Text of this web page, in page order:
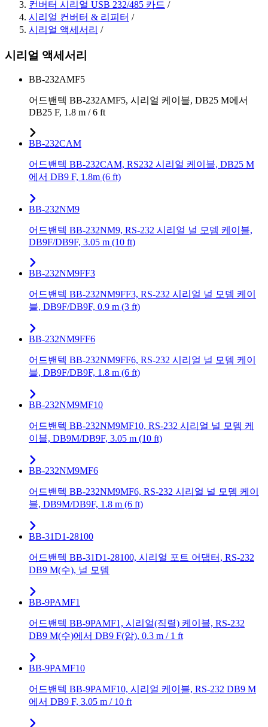
컨버터 시리얼 USB 232/485 카드 /
시리얼 컨버터 & 리피터 /
시리얼 액세서리 /
시리얼 액세서리
BB-232AMF5
어드밴텍 BB-232AMF5, 시리얼 케이블, DB25 M에서
DB25 F, 1.8 m / 6 ft
BB-232CAM
어드밴텍 BB-232CAM, RS232 시리얼 케이블, DB25 M
에서 DB9 F, 1.8m (6 ft)
BB-232NM9
어드밴텍 BB-232NM9, RS-232 시리얼 널 모뎀 케이블,
DB9F/DB9F, 3.05 m (10 ft)
BB-232NM9FF3
어드밴텍 BB-232NM9FF3, RS-232 시리얼 널 모뎀 케이
블, DB9F/DB9F, 0.9 m (3 ft)
BB-232NM9FF6
어드밴텍 BB-232NM9FF6, RS-232 시리얼 널 모뎀 케이
블, DB9F/DB9F, 1.8 m (6 ft)
BB-232NM9MF10
어드밴텍 BB-232NM9MF10, RS-232 시리얼 널 모뎀 케
이블, DB9M/DB9F, 3.05 m (10 ft)
BB-232NM9MF6
어드밴텍 BB-232NM9MF6, RS-232 시리얼 널 모뎀 케이
블, DB9M/DB9F, 1.8 m (6 ft)
BB-31D1-28100
어드밴텍 BB-31D1-28100, 시리얼 포트 어댑터, RS-232
DB9 M(수), 널 모뎀
BB-9PAMF1
어드밴텍 BB-9PAMF1, 시리얼(직렬) 케이블, RS-232
DB9 M(수)에서 DB9 F(암), 0.3 m / 1 ft
BB-9PAMF10
어드밴텍 BB-9PAMF10, 시리얼 케이블, RS-232 DB9 M
에서 DB9 F, 3.05 m / 10 ft